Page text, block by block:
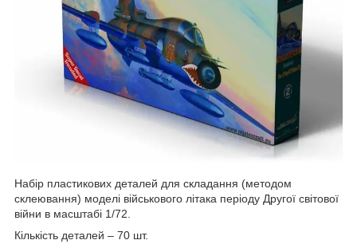
Набір пластикових деталей для складання (методом
склеювання) моделі військового літака періоду Другої світової
війни в масштабі 1/72.
Кількість деталей – 70 шт.